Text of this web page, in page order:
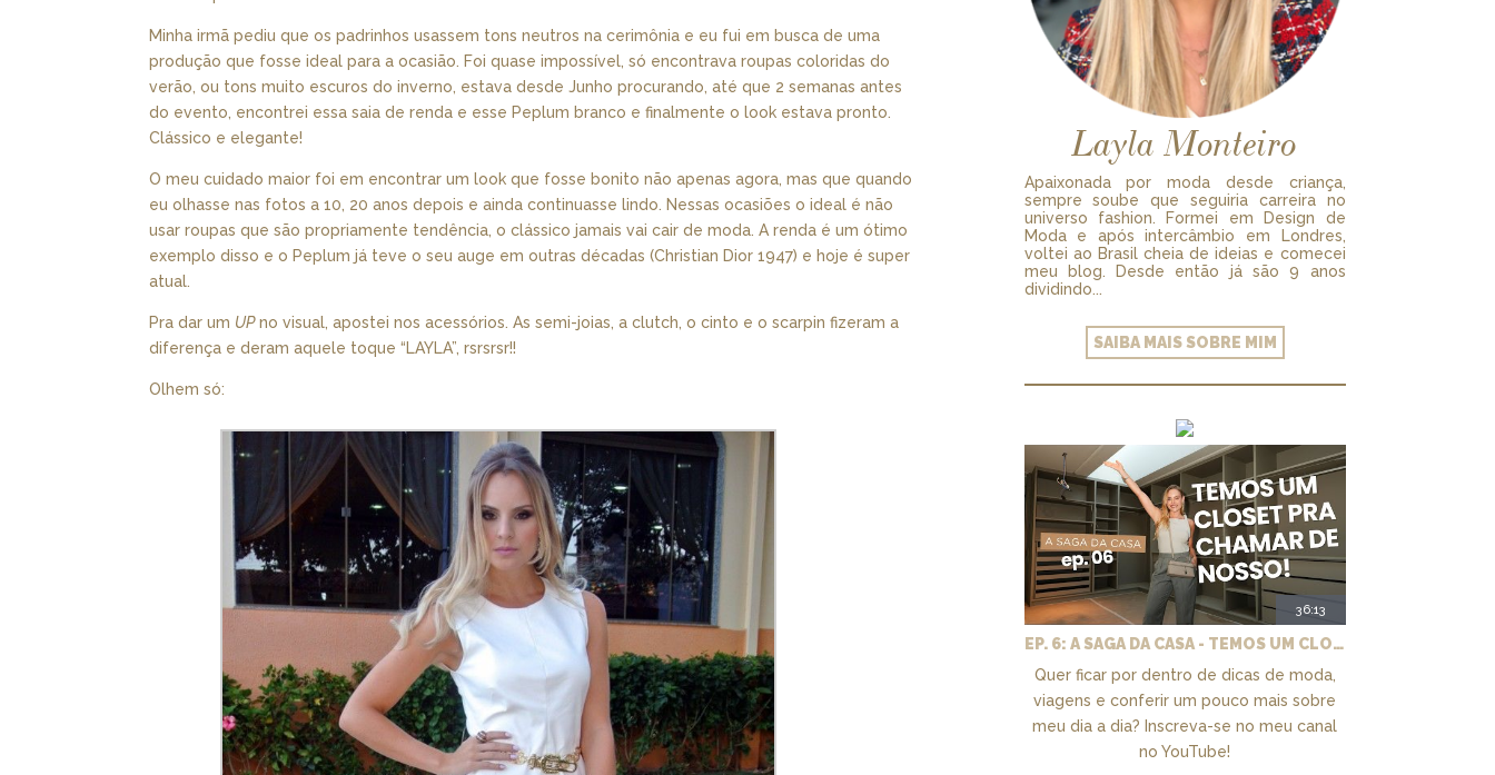
Minha irmã pediu que os padrinhos usassem tons neutros na cerimônia e eu fui em busca de uma
produção que fosse ideal para a ocasião. Foi quase impossível, só encontrava roupas coloridas do
verão, ou tons muito escuros do inverno, estava desde Junho procurando, até que 2 semanas antes
do evento, encontrei essa saia de renda e esse Peplum branco e finalmente o look estava pronto.
Clássico e elegante!
O meu cuidado maior foi em encontrar um look que fosse bonito não apenas agora, mas que quando
eu olhasse nas fotos a 10, 20 anos depois e ainda continuasse lindo. Nessas ocasiões o ideal é não
usar roupas que são propriamente tendência, o clássico jamais vai cair de moda. A renda é um ótimo
exemplo disso e o Peplum já teve o seu auge em outras décadas (Christian Dior 1947) e hoje é super
atual.
Pra dar um UPno visual, apostei nos acessórios. As semi-joias, a clutch, o cinto e o scarpin fizeram a
diferença e deram aquele toque “LAYLA”, rsrsrsr!!
Olhem só:
Layla Monteiro
Apaixonada por moda desde criança,
sempre soube que seguiria carreira no
universo fashion. Formei em Design de
Moda e após intercâmbio em Londres,
voltei ao Brasil cheia de ideias e comecei
meu blog. Desde então já são 9 anos
dividindo...
SAIBA MAIS SOBRE MIM
36:13
EP. 6: A SAGA DA CASA - TEMOS UM CLOSET PRA CHAMAR DE NOSSO + MARCENARIA E PAISAGISMO
Quer ficar por dentro de dicas de moda,
viagens e conferir um pouco mais sobre
meu dia a dia? Inscreva-se no meu canal
no YouTube!